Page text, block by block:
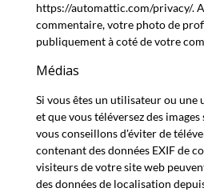
https://automattic.com/privacy/.
commentaire, votre photo de
publiquement à coté de votre
Médias
Si vous êtes un utilisateur ou une
et que vous téléversez des
vous conseillons d'éviter de
contenant des données EXIF de
visiteurs de votre site web
des données de localisation